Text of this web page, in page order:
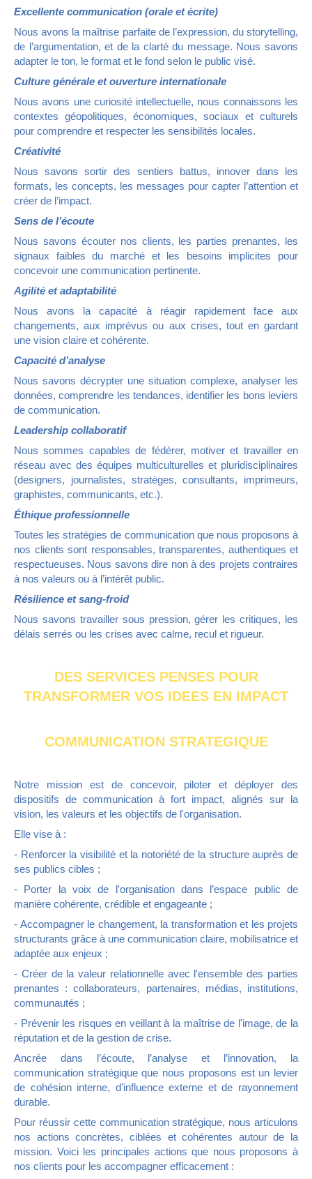
Excellente communication (orale et écrite)
Nous avons la maîtrise parfaite de l’expression, du storytelling,
de l’argumentation, et de la clarté du message. Nous savons
adapter le ton, le format et le fond selon le public visé.
Culture générale et ouverture internationale
Nous avons une curiosité intellectuelle, nous connaissons les
contextes géopolitiques, économiques, sociaux et culturels
pour comprendre et respecter les sensibilités locales.
Créativité
Nous savons sortir des sentiers battus, innover dans les
formats, les concepts, les messages pour capter l’attention et
créer de l’impact.
Sens de l’écoute
Nous savons écouter nos clients, les parties prenantes, les
signaux faibles du marché et les besoins implicites pour
concevoir une communication pertinente.
Agilité et adaptabilité
Nous avons la capacité à réagir rapidement face aux
changements, aux imprévus ou aux crises, tout en gardant
une vision claire et cohérente.
Capacité d’analyse
Nous savons décrypter une situation complexe, analyser les
données, comprendre les tendances, identifier les bons leviers
de communication.
Leadership collaboratif
Nous sommes capables de fédérer, motiver et travailler en
réseau avec des équipes multiculturelles et pluridisciplinaires
(designers, journalistes, stratèges, consultants, imprimeurs,
graphistes, communicants, etc.).
Éthique professionnelle
Toutes les stratégies de communication que nous proposons à
nos clients sont responsables, transparentes, authentiques et
respectueuses. Nous savons dire non à des projets contraires
à nos valeurs ou à l’intérêt public.
Résilience et sang-froid
Nous savons travailler sous pression, gérer les critiques, les
délais serrés ou les crises avec calme, recul et rigueur.
DES SERVICES PENSES POUR
TRANSFORMER VOS IDEES EN IMPACT
COMMUNICATION STRATEGIQUE
Notre mission est de concevoir, piloter et déployer des
dispositifs de communication à fort impact, alignés sur la
vision, les valeurs et les objectifs de l'organisation.
Elle vise à :
- Renforcer la visibilité et la notoriété de la structure auprès de
ses publics cibles ;
- Porter la voix de l'organisation dans l’espace public de
manière cohérente, crédible et engageante ;
- Accompagner le changement, la transformation et les projets
structurants grâce à une communication claire, mobilisatrice et
adaptée aux enjeux ;
- Créer de la valeur relationnelle avec l'ensemble des parties
prenantes : collaborateurs, partenaires, médias, institutions,
communautés ;
- Prévenir les risques en veillant à la maîtrise de l'image, de la
réputation et de la gestion de crise.
Ancrée dans l’écoute, l’analyse et l’innovation, la
communication stratégique que nous proposons est un levier
de cohésion interne, d’influence externe et de rayonnement
durable.
Pour réussir cette communication stratégique, nous articulons
nos actions concrètes, ciblées et cohérentes autour de la
mission. Voici les principales actions que nous proposons à
nos clients pour les accompagner efficacement :